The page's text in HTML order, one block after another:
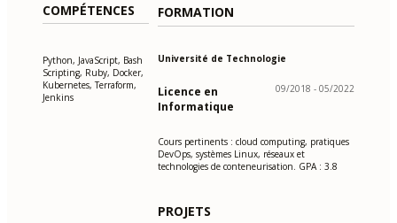
COMPÉTENCES
Python, JavaScript, Bash
Scripting, Ruby, Docker,
Kubernetes, Terraform,
Jenkins
FORMATION
Université de Technologie
Licence en
Informatique
09/2018 - 05/2022
Cours pertinents : cloud computing, pratiques
DevOps, systèmes Linux, réseaux et
technologies de conteneurisation. GPA : 3.8
PROJETS